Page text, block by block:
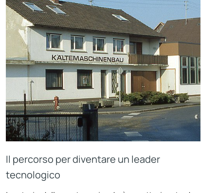
Il percorso per diventare un leader
tecnologico